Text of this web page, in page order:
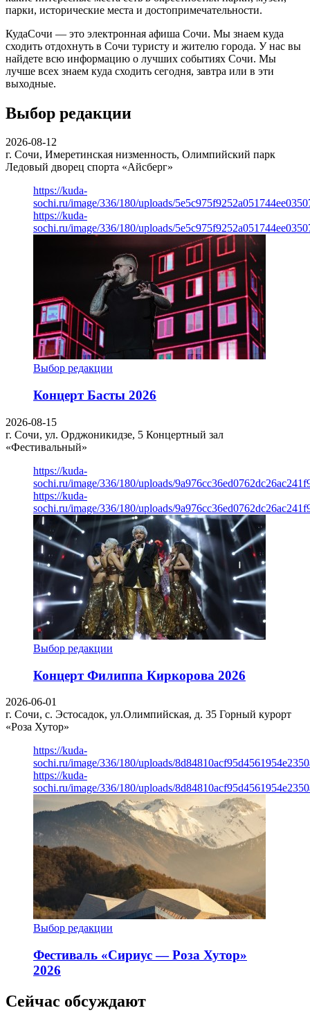
парки, исторические места и достопримечательности.
КудаСочи — это электронная афиша Сочи. Мы знаем куда
сходить отдохнуть в Сочи туристу и жителю города. У нас вы
найдете всю информацию о лучших событиях Сочи. Мы
лучше всех знаем куда сходить сегодня, завтра или в эти
выходные.
Выбор редакции
2026-08-12
г. Сочи, Имеретинская низменность, Олимпийский парк
Ледовый дворец спорта «Айсберг»
https://kuda-
sochi.ru/image/336/180/uploads/
https://kuda-
sochi.ru/image/336/180/uploads/
Выбор редакции
Концерт Басты 2026
2026-08-15
г. Сочи, ул. Орджоникидзе, 5 Концертный зал
«Фестивальный»
https://kuda-
sochi.ru/image/336/180/uploads/
https://kuda-
sochi.ru/image/336/180/uploads/
Выбор редакции
Концерт Филиппа Киркорова 2026
2026-06-01
г. Сочи, с. Эстосадок, ул.Олимпийская, д. 35 Горный курорт
«Роза Хутор»
https://kuda-
sochi.ru/image/336/180/uploads/
https://kuda-
sochi.ru/image/336/180/uploads/
Выбор редакции
Фестиваль «Сириус — Роза Хутор»
2026
Сейчас обсуждают